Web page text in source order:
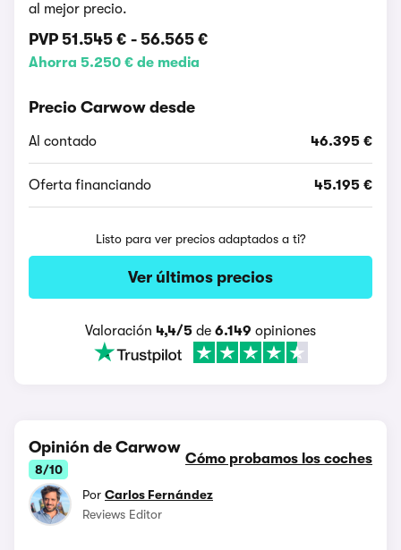
al mejor precio.
PVP 51.545 € - 56.565 €
Ahorra 5.250 € de media
Precio Carwow desde
Al contado 46.395 €
Oferta financiando 45.195 €
Listo para ver precios adaptados a ti?
Ver últimos precios
Valoración 4,4/5 de 6.149 opiniones
Opinión de Carwow
8/10
Cómo probamos los coches
Por Carlos Fernández
Reviews Editor